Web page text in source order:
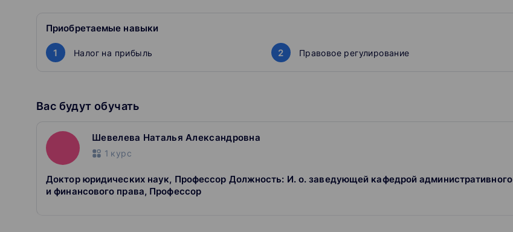
Приобретаемые навыки
1 Налог на прибыль 2 Правовое регулирование
Вас будут обучать
Шевелева Наталья Александровна
1 курс
Доктор юридических наук, Профессор Должность: И. о. заведующей кафедрой административного
и финансового права, Профессор